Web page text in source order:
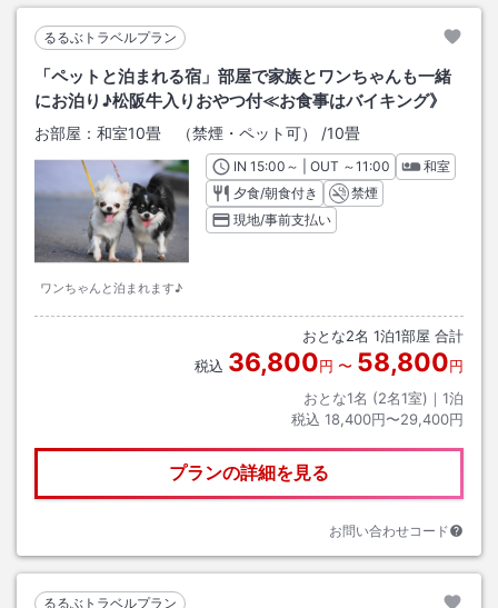
るるぶトラベルプラン
「ペットと泊まれる宿」部屋で家族とワンちゃんも一緒
にお泊り♪松阪牛入りおやつ付≪お食事はバイキング》
お部屋： 和室10畳 （禁煙・ペット可） /10畳
ワンちゃんと泊まれます♪
INチェックイン
15:00 ～ | OUT チェックアウト
～11:00
和室
夕食/朝食付き
禁煙
現地/事前支払い
おとな2名 1泊1部屋 合計
税込 36,800円 〜 58,800円
おとな1名 (2名1室)｜ 1泊
税込 18,400円〜29,400円
プランの詳細を見る
お問い合わせコード
るるぶトラベルプラン